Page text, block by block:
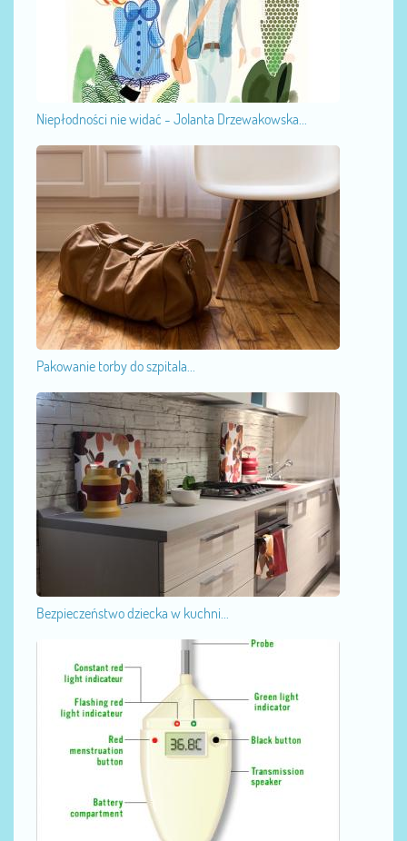
Niepłodności nie widać - Jolanta Drzewakowska...
Pakowanie torby do szpitala...
Bezpieczeństwo dziecka w kuchni...